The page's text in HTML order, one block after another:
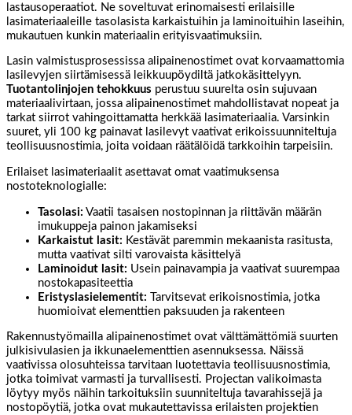
lastausoperaatiot. Ne soveltuvat erinomaisesti erilaisille
lasimateriaaleille tasolasista karkaistuihin ja laminoituihin laseihin,
mukautuen kunkin materiaalin erityisvaatimuksiin.
Lasin valmistusprosessissa alipainenostimet ovat korvaamattomia
lasilevyjen siirtämisessä leikkuupöydiltä jatkokäsittelyyn.
Tuotantolinjojen tehokkuus perustuu suurelta osin sujuvaan
materiaalivirtaan, jossa alipainenostimet mahdollistavat nopeat ja
tarkat siirrot vahingoittamatta herkkää lasimateriaalia. Varsinkin
suuret, yli 100 kg painavat lasilevyt vaativat erikoissuunniteltuja
teollisuusnostimia, joita voidaan räätälöidä tarkkoihin tarpeisiin.
Erilaiset lasimateriaalit asettavat omat vaatimuksensa
nostoteknologialle:
Tasolasi: Vaatii tasaisen nostopinnan ja riittävän määrän
imukuppeja painon jakamiseksi
Karkaistut lasit: Kestävät paremmin mekaanista rasitusta,
mutta vaativat silti varovaista käsittelyä
Laminoidut lasit: Usein painavampia ja vaativat suurempaa
nostokapasiteettia
Eristyslasielementit: Tarvitsevat erikoisnostimia, jotka
huomioivat elementtien paksuuden ja rakenteen
Rakennustyömailla alipainenostimet ovat välttämättömiä suurten
julkisivulasien ja ikkunaelementtien asennuksessa. Näissä
vaativissa olosuhteissa tarvitaan luotettavia teollisuusnostimia,
jotka toimivat varmasti ja turvallisesti. Projectan valikoimasta
löytyy myös näihin tarkoituksiin suunniteltuja tavarahissejä ja
nostopöytiä, jotka ovat mukautettavissa erilaisten projektien